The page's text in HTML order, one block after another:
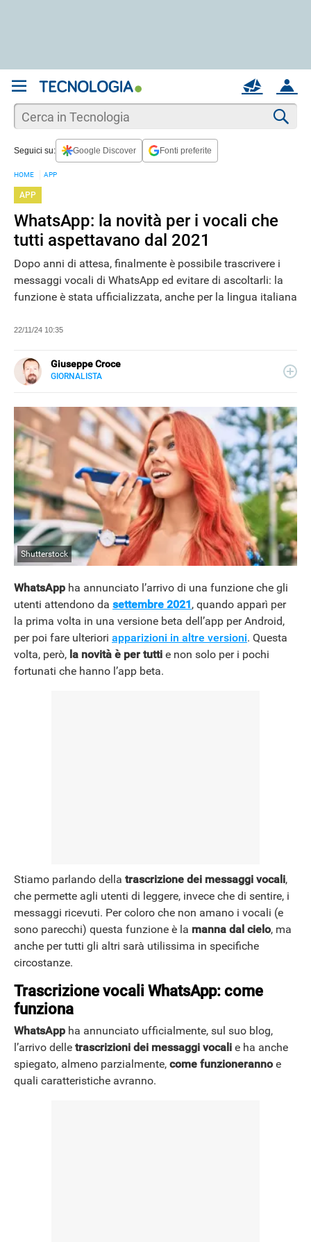
ACCOUNT
MAIL
NEWS
Seguici su: Google Discover Fonti preferite
HOME APP
APP
WhatsApp: la novità per i vocali che
tutti aspettavano dal 2021
Dopo anni di attesa, finalmente è possibile trascrivere i
messaggi vocali di WhatsApp ed evitare di ascoltarli: la
funzione è stata ufficializzata, anche per la lingua italiana
22/11/24 10:35
Giuseppe Croce
GIORNALISTA
automotive. È entrato in Libero Tecnologia nel 2018.
Shutterstock
WhatsApp ha annunciato l’arrivo di una funzione che gli
utenti attendono da settembre 2021, quando apparì per
la prima volta in una versione beta dell’app per Android,
per poi fare ulteriori apparizioni in altre versioni. Questa
volta, però, la novità è per tutti e non solo per i pochi
fortunati che hanno l’app beta.
Stiamo parlando della trascrizione dei messaggi vocali,
che permette agli utenti di leggere, invece che di sentire, i
messaggi ricevuti. Per coloro che non amano i vocali (e
sono parecchi) questa funzione è la manna dal cielo, ma
anche per tutti gli altri sarà utilissima in specifiche
circostanze.
Trascrizione vocali WhatsApp: come
funziona
WhatsApp ha annunciato ufficialmente, sul suo blog,
l’arrivo delle trascrizioni dei messaggi vocali e ha anche
spiegato, almeno parzialmente, come funzionerannoe
quali caratteristiche avranno.